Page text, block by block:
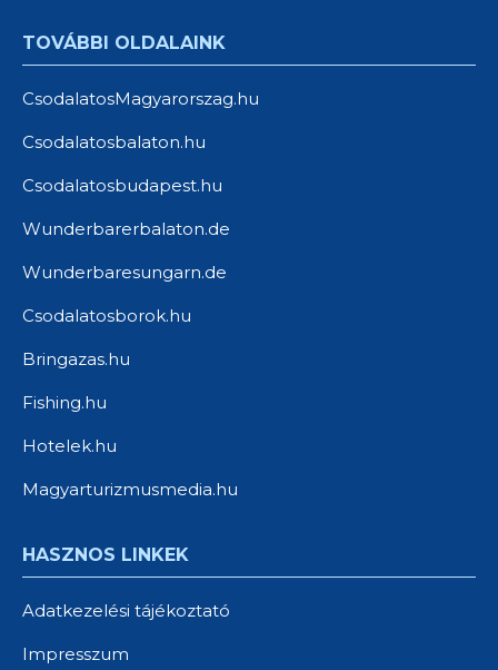
TOVÁBBI OLDALAINK
CsodalatosMagyarorszag.hu
Csodalatosbalaton.hu
Csodalatosbudapest.hu
Wunderbarerbalaton.de
Wunderbaresungarn.de
Csodalatosborok.hu
Bringazas.hu
Fishing.hu
Hotelek.hu
Magyarturizmusmedia.hu
HASZNOS LINKEK
Adatkezelési tájékoztató
Impresszum